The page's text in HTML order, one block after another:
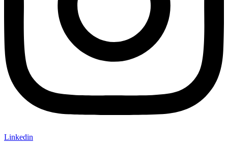
Linkedin